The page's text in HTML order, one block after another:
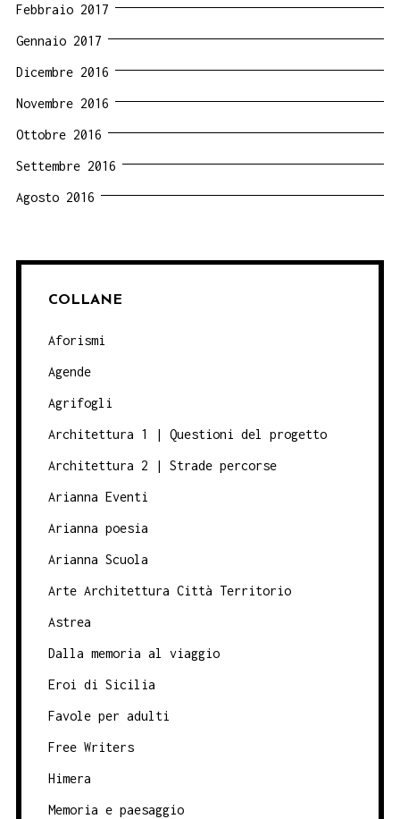
Febbraio 2017
Gennaio 2017
Dicembre 2016
Novembre 2016
Ottobre 2016
Settembre 2016
Agosto 2016
COLLANE
Aforismi
Agende
Agrifogli
Architettura 1 | Questioni del progetto
Architettura 2 | Strade percorse
Arianna Eventi
Arianna poesia
Arianna Scuola
Arte Architettura Città Territorio
Astrea
Dalla memoria al viaggio
Eroi di Sicilia
Favole per adulti
Free Writers
Himera
Memoria e paesaggio